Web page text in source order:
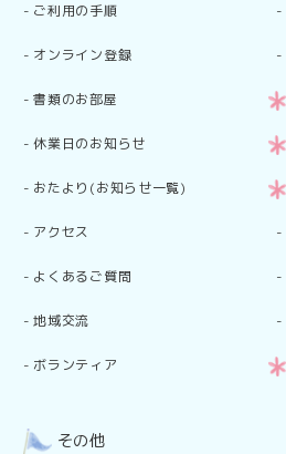
- ご利用の手順
- オンライン登録
-書類のお部屋
-休業日のお知らせ
- おたより(お知らせ一覧)
- アクセス
- よくあるご質問
-地域交流
- ボランティア
-
-
-
-
-
その他